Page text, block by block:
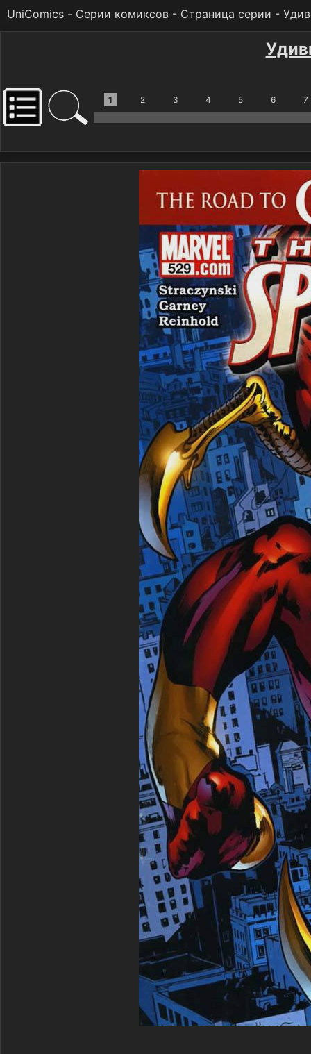
UniComics - Серии комиксов - Страница серии -
1 2 3 4 5 6 7